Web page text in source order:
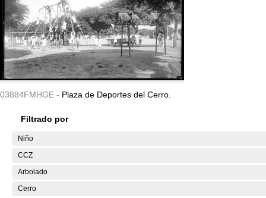
03884FMHGE - Plaza de Deportes del Cerro.
Filtrado por
Niño
CCZ
Arbolado
Cerro